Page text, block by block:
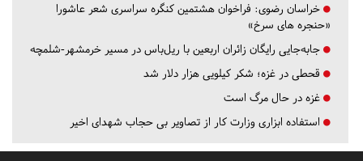
خراسان رضوی: فراخوان هشتمین کنگره سراسری شعر عاشورا
«حنجره های سرخ»
جابه‌جایی رایگان زائران اربعین با ریل‌باس در مسیر خرمشهر-شلمچه
قحطی در غزه؛ شکر کیلویی هزار دلار شد
غزه در حال مرگ است
استفاده ابزاری وزارت کار از تصاویر بی حجاب شهدای اخیر